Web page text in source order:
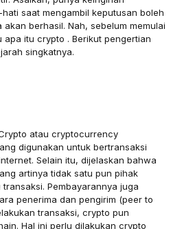
saat mengambil keputusan boleh
berhasil. Nah, sebelum memulai
itu crypto . Berikut pengertian
singkatnya.
atau cryptocurrency
digunakan untuk bertransaksi
Selain itu, dijelaskan bahwa
artinya tidak satu pun pihak
Pembayarannya juga
penerima dan pengirim (peer to
transaksi, crypto pun
Hal ini perlu dilakukan crypto